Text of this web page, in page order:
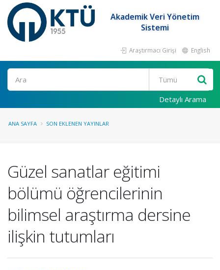
Akademik Veri Yönetim
Sistemi
Araştırmacı Girişi English
Ara
Detaylı Arama
ANA SAYFA SON EKLENEN YAYINLAR
Güzel sanatlar eğitimi
bölümü öğrencilerinin
bilimsel araştırma dersine
ilişkin tutumları